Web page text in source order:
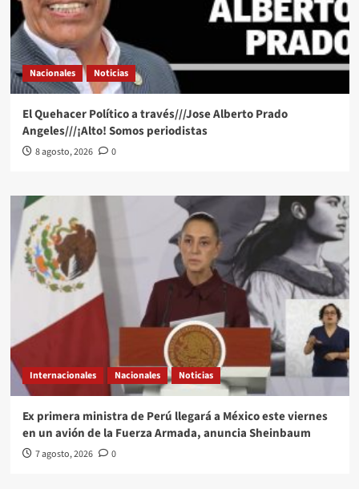
Nacionales Noticias
El Quehacer Político a través///Jose Alberto Prado
Angeles///¡Alto! Somos periodistas
8 agosto, 2026 0
Internacionales Nacionales Noticias
Ex primera ministra de Perú llegará a México este viernes
en un avión de la Fuerza Armada, anuncia Sheinbaum
7 agosto, 2026 0